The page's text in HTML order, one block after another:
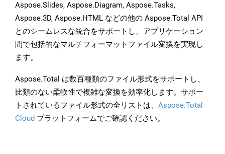
Aspose.Slides, Aspose.Diagram, Aspose.Tasks,
Aspose.3D, Aspose.HTML などの他の Aspose.Total API
とのシームレスな統合をサポートし、アプリケーション
間で包括的なマルチフォーマットファイル変換を実現し
ます。
Aspose.Total は数百種類のファイル形式をサポートし、
比類のない柔軟性で複雑な変換を効率化します。サポー
トされているファイル形式の全リストは、 Aspose.Total
Cloud プラットフォームでご確認ください。